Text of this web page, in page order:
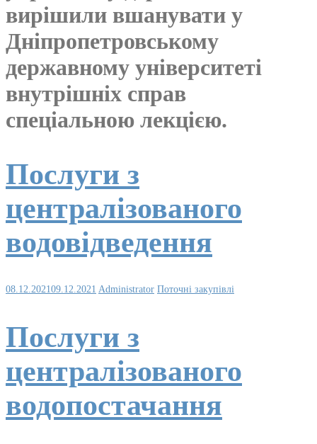
вирішили вшанувати у
Дніпропетровському
державному університеті
внутрішніх справ
спеціальною лекцією.
Послуги з
централізованого
водовідведення
08.12.202109.12.2021 Administrator Поточні закупівлі
Послуги з
централізованого
водопостачання